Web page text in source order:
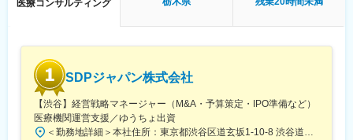
間は、日本の医療を支える存在であることを実感します。
変更の範囲：会社の定める業務
MTG）
↓
14時 （川崎院へ移動、院責とのMTG等）
↓
16時 （上?である統括とMTG等）
↓
19時 帰宅
医療コンサルティング
SDPジャパン株式会社
【渋谷】経営戦略マネージャー（M&A・予算策定・IPO準備など）
医療機関運営支援／ゆうちょ出資
＜勤務地詳細＞本社住所：東京都渋谷区道玄坂1-10-8 渋谷道玄坂東急ビル6F受動喫煙対策：屋内全面禁煙変更の範囲：会社の定める事業所